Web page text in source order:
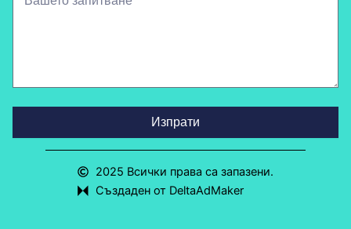
Изпрати
2025 Всички права са запазени.
Създаден от DeltaAdMaker